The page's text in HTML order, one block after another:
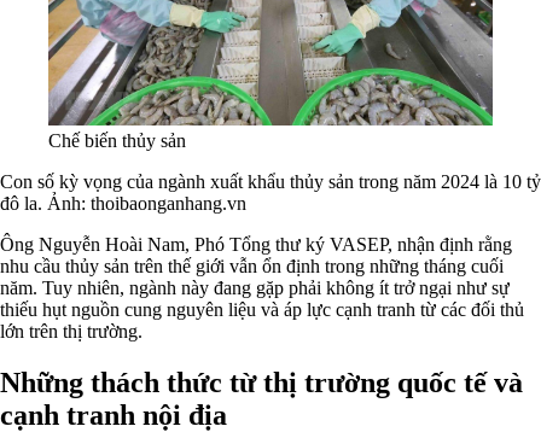
Chế biến thủy sản
Con số kỳ vọng của ngành xuất khẩu thủy sản trong năm 2024 là 10 tỷ
đô la. Ảnh: thoibaonganhang.vn
Ông Nguyễn Hoài Nam, Phó Tổng thư ký VASEP, nhận định rằng
nhu cầu thủy sản trên thế giới vẫn ổn định trong những tháng cuối
năm. Tuy nhiên, ngành này đang gặp phải không ít trở ngại như sự
thiếu hụt nguồn cung nguyên liệu và áp lực cạnh tranh từ các đối thủ
lớn trên thị trường.
Những thách thức từ thị trường quốc tế và
cạnh tranh nội địa